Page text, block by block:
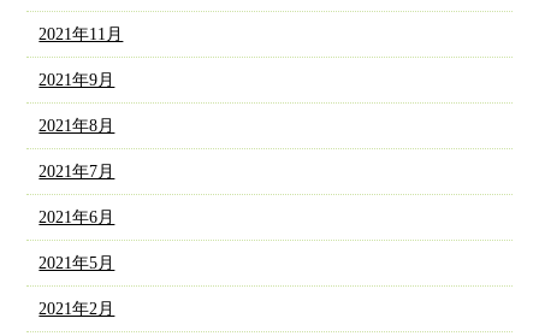
2021年11月
2021年9月
2021年8月
2021年7月
2021年6月
2021年5月
2021年2月